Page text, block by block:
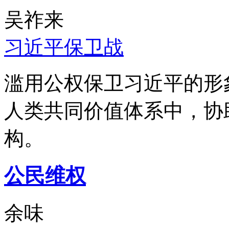
吴祚来
习近平保卫战
滥用公权保卫习近平的
人类共同价值体系中，
构。
公民维权
余味